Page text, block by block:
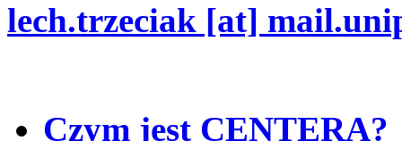
lech.trzeciak [at]
Czym jest CENTERA?